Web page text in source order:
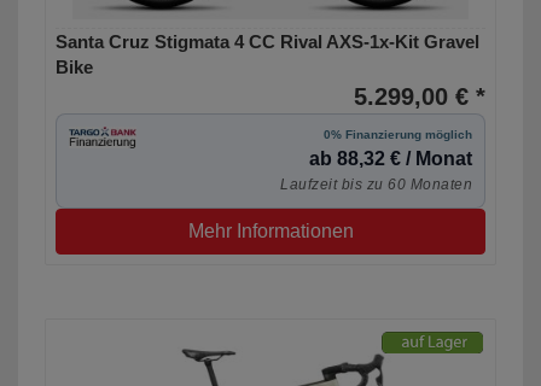
Santa Cruz Stigmata 4 CC Rival AXS-1x-Kit Gravel
Bike
5.299,00 € *
0% Finanzierung möglich
ab 88,32 € / Monat
Laufzeit bis zu 60 Monaten
Mehr Informationen